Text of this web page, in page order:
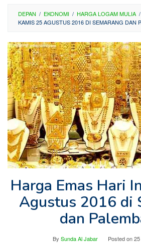
DEPAN / EKONOMI / HARGA LOGAM MULIA /
KAMIS 25 AGUSTUS 2016 DI SEMARANG DAN
Harga Emas Hari
Agustus 2016 di
dan
By Sunda Al Jabar Posted on